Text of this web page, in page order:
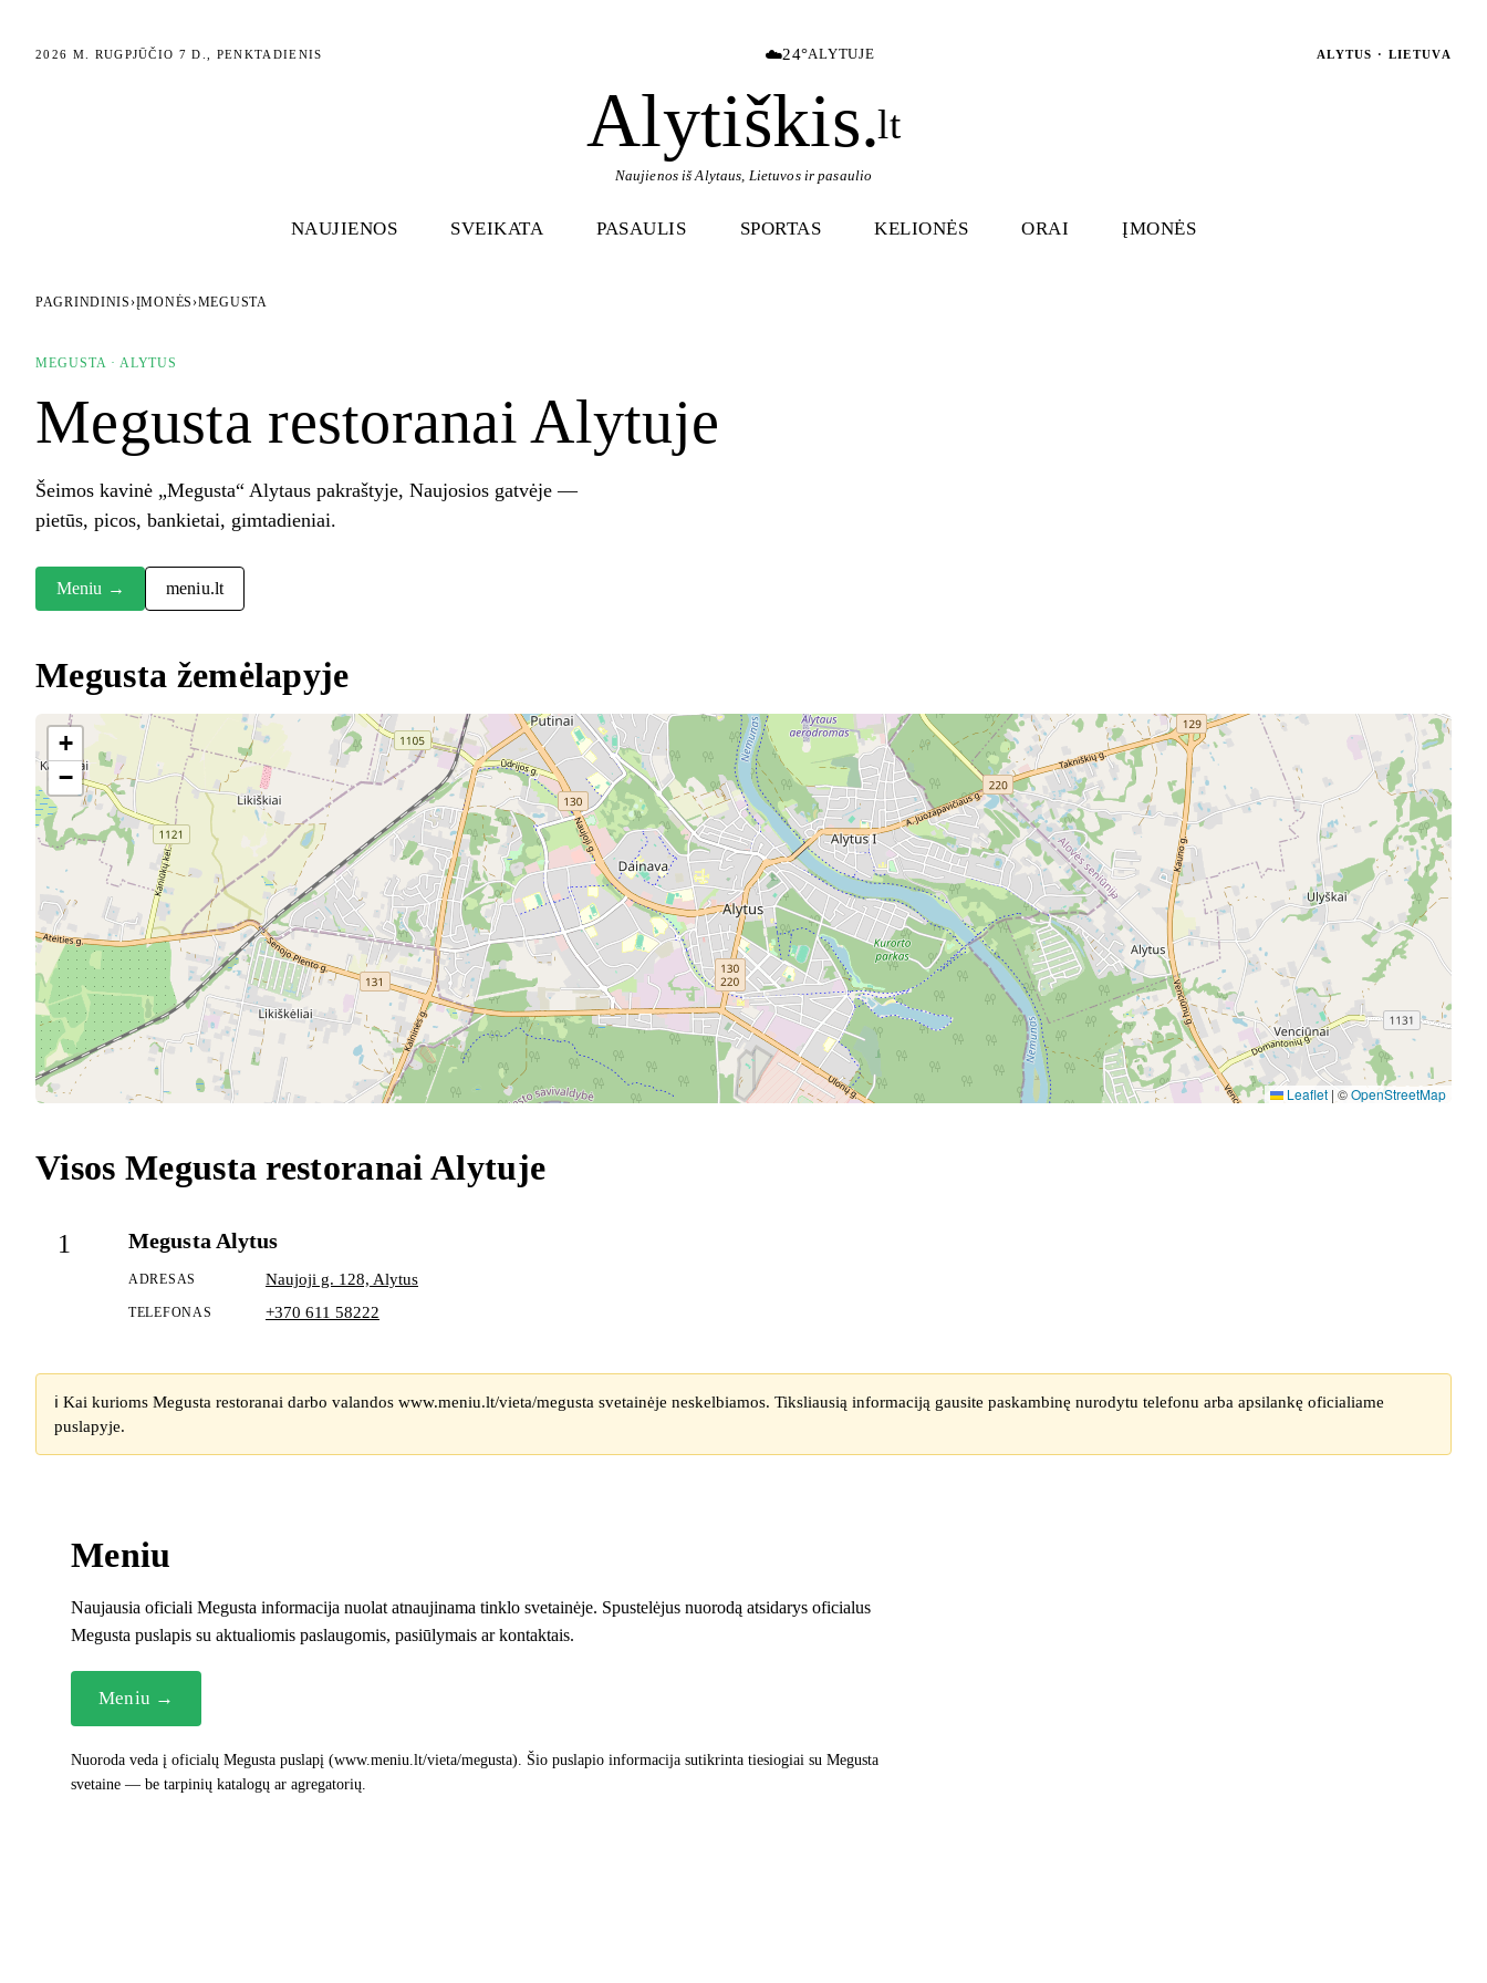
2026 M. RUGPJŪČIO 7 D., PENKTADIENIS ☁️24°ALYTUJE ALYTUS · LIETUVA
Alytiškis.lt
Naujienos iš Alytaus, Lietuvos ir pasaulio
NAUJIENOS SVEIKATA PASAULIS SPORTAS KELIONĖS ORAI ĮMONĖS
PAGRINDINIS ›ĮMONĖS ›MEGUSTA
MEGUSTA · ALYTUS
Megusta restoranai Alytuje
Šeimos kavinė „Megusta“ Alytaus pakraštyje, Naujosios gatvėje —
pietūs, picos, bankietai, gimtadieniai.
Meniu → meniu.lt
Megusta žemėlapyje
+
−
Leaflet | ©OpenStreetMap
Visos Megusta restoranai Alytuje
1 Megusta Alytus
ADRESAS Naujoji g. 128, Alytus
TELEFONAS +370 611 58222
ℹ️ Kai kurioms Megusta restoranai darbo valandos www.meniu.lt/vieta/megusta svetainėje neskelbiamos. Tiksliausią informaciją gausite paskambinę nurodytu telefonu arba apsilankę oficialiame
puslapyje.
Meniu
Naujausia oficiali Megusta informacija nuolat atnaujinama tinklo svetainėje. Spustelėjus nuorodą atsidarys oficialus
Megusta puslapis su aktualiomis paslaugomis, pasiūlymais ar kontaktais.
Meniu →
Nuoroda veda į oficialų Megusta puslapį (www.meniu.lt/vieta/megusta). Šio puslapio informacija sutikrinta tiesiogiai su Megusta
svetaine — be tarpinių katalogų ar agregatorių.